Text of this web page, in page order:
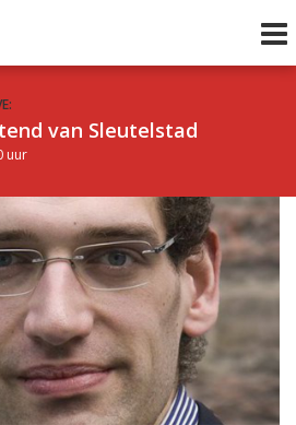
van Sleutelstad
uur
uur 1 van 0 Volgend uur